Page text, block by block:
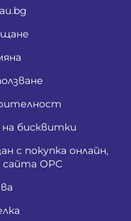
на бисквитки
с покупка онлайн,
сайта ОРС